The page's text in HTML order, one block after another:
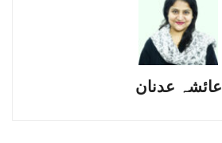
عائشہ عدنان